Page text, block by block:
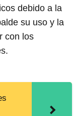
debido a la
su uso y la
con los